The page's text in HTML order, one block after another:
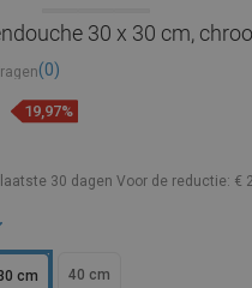
30 x 30 cm,
(0)
19,97%
30 dagen Voor de reductie: €
cm 40 cm